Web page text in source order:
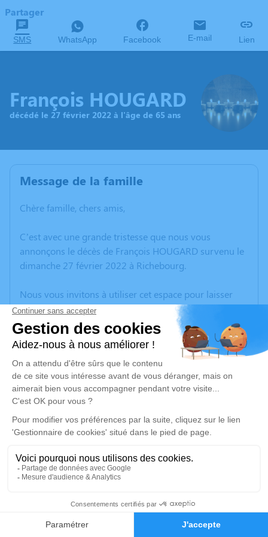
Faire-part Hommages
Partager
SMS WhatsApp Facebook E-mail Lien
François HOUGARD
décédé le 27 février 2022 à l'âge de 65 ans
Message de la famille
Chère famille, chers amis,
C’est avec une grande tristesse que nous vous
annonçons le décès de François HOUGARD survenu le
dimanche 27 février 2022 à Richebourg.
Nous vous invitons à utiliser cet espace pour laisser
vos condoléances, partager des photos souvenirs, une
anecdote ou exprimer vos pensées à travers des
poèmes ou des textes. Cet endroit est un lieu
d'expression dédié à honorer la mémoire de François
HOUGARD.
Un service de plantation d’arbre hommage est
disponible ici.
Je rends hommage
Cérémonie religieuse
Nouveau Cimetière de Richebourg
rue de la Briqueterie